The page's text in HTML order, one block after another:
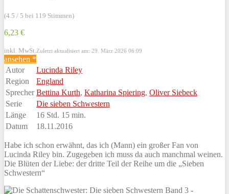
(4.5 / 5 bei 119 Stimmen)
6,23 €
inkl. MwSt. Zuletzt aktualisiert am: 29. März 2026 06:09
ansehen *
Autor
Lucinda Riley
Region
England
Sprecher Bettina Kurth, Katharina Spiering, Oliver Siebeck
Serie
Die sieben Schwestern
Länge
16 Std. 15 min.
Datum
18.11.2016
Habe ich schon erwähnt, das ich (Mann) ein großer Fan von
Lucinda Riley bin. Zugegeben ich muss da auch manchmal weinen.
Die Blüten der Liebe: der dritte Teil der Reihe um die „Sieben
Schwestern“